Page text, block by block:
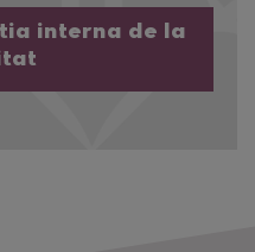
interna de la